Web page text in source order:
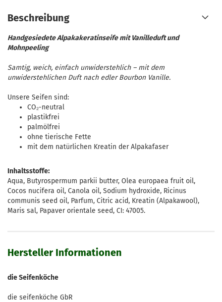
Beschreibung
Handgesiedete Alpakakeratinseife mit Vanilleduft und
Mohnpeeling
Samtig, weich, einfach unwiderstehlich – mit dem
unwiderstehlichen Duft nach edler Bourbon Vanille.
Unsere Seifen sind:
CO₂-neutral
plastikfrei
palmölfrei
ohne tierische Fette
mit dem natürlichen Kreatin der Alpakafaser
Inhaltsstoffe:
Aqua, Butyrospermum parkii butter, Olea europaea fruit oil,
Cocos nucifera oil, Canola oil, Sodium hydroxide, Ricinus
communis seed oil, Parfum, Citric acid, Kreatin (Alpakawool),
Maris sal, Papaver orientale seed, CI: 47005.
Hersteller Informationen
die Seifenköche
die seifenköche GbR